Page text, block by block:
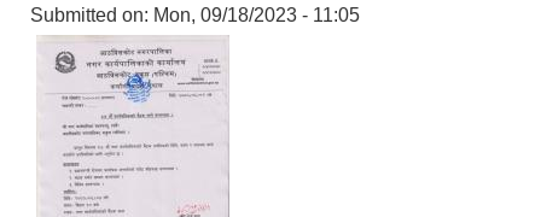
Submitted on: Mon, 09/18/2023 - 11:05